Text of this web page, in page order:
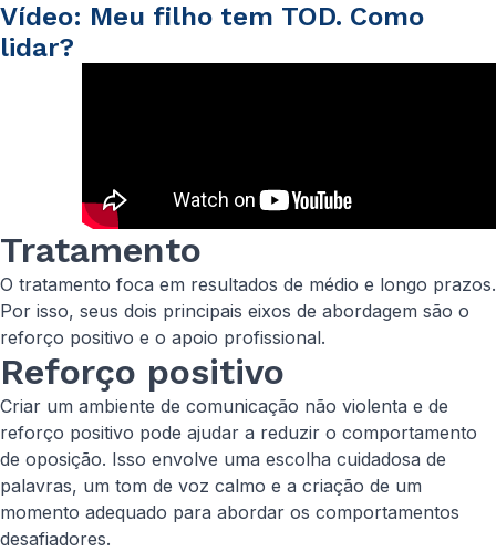
Vídeo: Meu filho tem TOD. Como
lidar?
Tratamento
O tratamento foca em resultados de médio e longo prazos.
Por isso, seus dois principais eixos de abordagem são o
reforço positivo e o apoio profissional.
Reforço positivo
Criar um ambiente de comunicação não violenta e de
reforço positivo pode ajudar a reduzir o comportamento
de oposição. Isso envolve uma escolha cuidadosa de
palavras, um tom de voz calmo e a criação de um
momento adequado para abordar os comportamentos
desafiadores.